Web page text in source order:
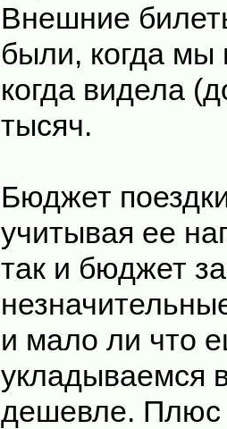
Внешние
были, когда мы
когда видела
тысяч.
Бюджет
учитывая ее
так и бюджет
и мало ли что
укладываемся
дешевле. Плюс